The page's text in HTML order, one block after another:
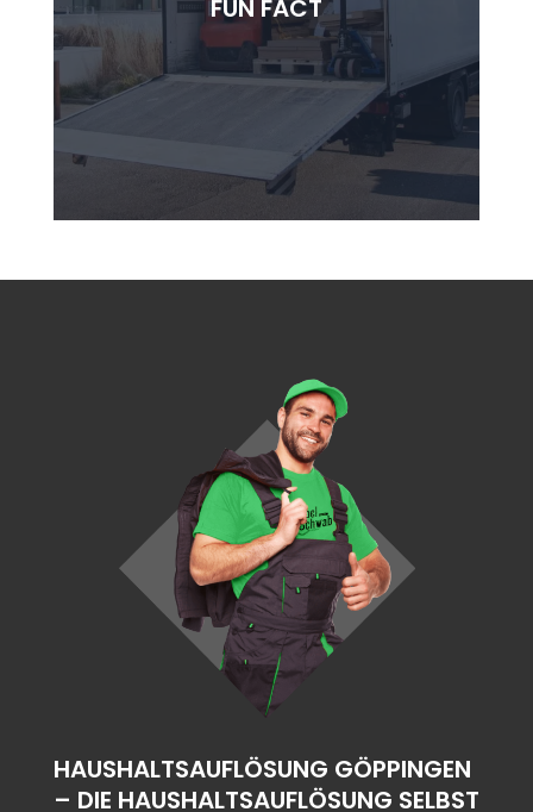
FUN FACT
vergessene Schätze – von alten Briefen bis zu
wertvollen Vintage-Objekten.
HAUSHALTSAUFLÖSUNG GÖPPINGEN
– DIE HAUSHALTSAUFLÖSUNG SELBST